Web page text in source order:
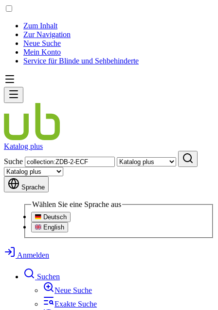
Zum Inhalt
Zur Navigation
Neue Suche
Mein Konto
Service für Blinde und Sehbehinderte
Katalog plus
Suche
Sprache
Wählen Sie eine Sprache aus
Deutsch
English
Anmelden
Suchen
Neue Suche
Exakte Suche